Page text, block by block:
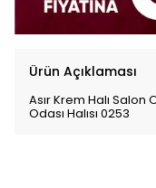
Ürün Açıklaması
Asır Krem Halı Salon
Odası Halısı 0253